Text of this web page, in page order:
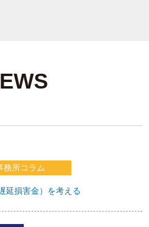
務所コラム
延損害金）を考える